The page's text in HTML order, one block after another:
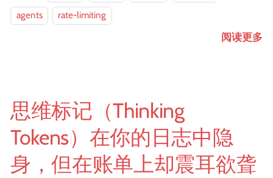
agents
rate-limiting
阅读更多
思维标记（Thinking
Tokens）在你的日志中隐
身，但在账单上却震耳欲聋